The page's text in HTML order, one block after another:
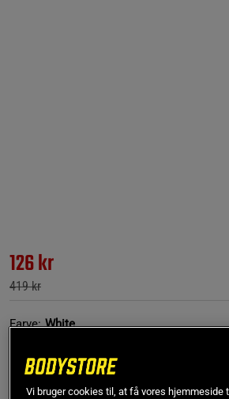
126 kr
419 kr
Farve: White
Vi bruger cookies til, at få vores hjemmeside